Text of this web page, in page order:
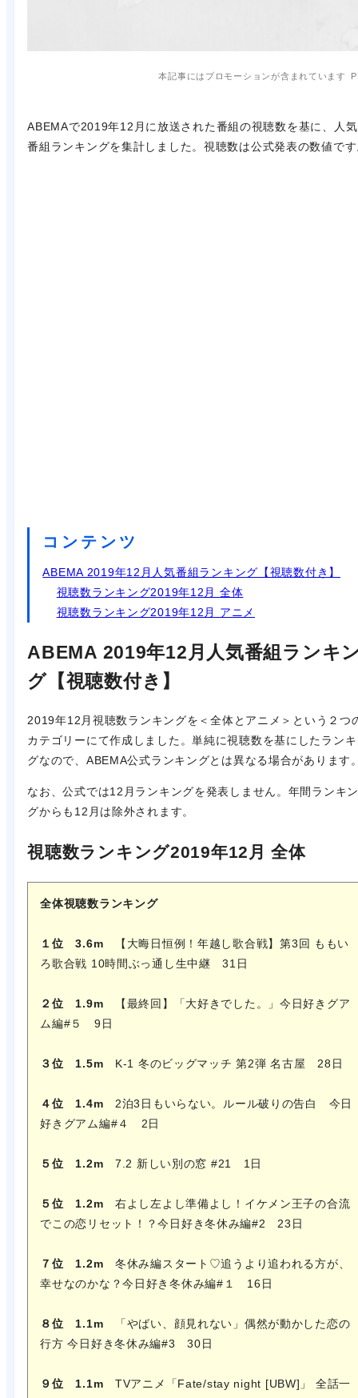
本記事にはプロモーションが含まれています
ABEMAで2019年12月に放送された番組の視聴数を基に、人気
番組ランキングを集計しました。視聴数は公式発表の数値で
コンテンツ
ABEMA 2019年12月人気番組ランキング【視聴数付き】
視聴数ランキング2019年12月 全体
視聴数ランキング2019年12月 アニメ
ABEMA 2019年12月人気番組ランキ
グ【視聴数付き】
2019年12月視聴数ランキングを＜全体とアニメ＞という２つ
カテゴリーにて作成しました。単純に視聴数を基にしたラン
グなので、ABEMA公式ランキングとは異なる場合があります
なお、公式では12月ランキングを発表しません。年間ランキ
グからも12月は除外されます。
視聴数ランキング2019年12月 全体
全体視聴数ランキング
１位 3.6m 【大晦日恒例！年越し歌合戦】第3回 ももい
ろ歌合戦 10時間ぶっ通し生中継 31日
２位 1.9m 【最終回】「大好きでした。」今日好きグア
ム編#５ 9日
３位 1.5m K-1 冬のビッグマッチ 第2弾 名古屋 28日
４位 1.4m 2泊3日もいらない。ルール破りの告白 今日
好きグアム編#４ 2日
５位 1.2m 7.2 新しい別の窓 #21 1日
５位 1.2m 右よし左よし準備よし！イケメン王子の合流
でこの恋リセット！？今日好き冬休み編#2 23日
７位 1.2m 冬休み編スタート♡追うより追われる方が、
幸せなのかな？今日好き冬休み編#１ 16日
８位 1.1m 「やばい、顔見れない」偶然が動かした恋の
行方 今日好き冬休み編#3 30日
９位 1.1m TVアニメ「Fate/stay night [UBW]」 全話一